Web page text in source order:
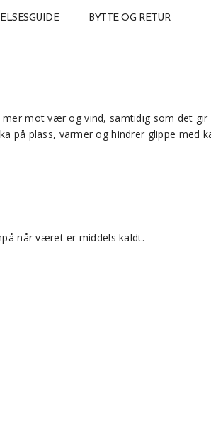
BYTTE OG RETUR
mot vær og vind, samtidig som det
på plass, varmer og hindrer glippe med
når været er middels kaldt.